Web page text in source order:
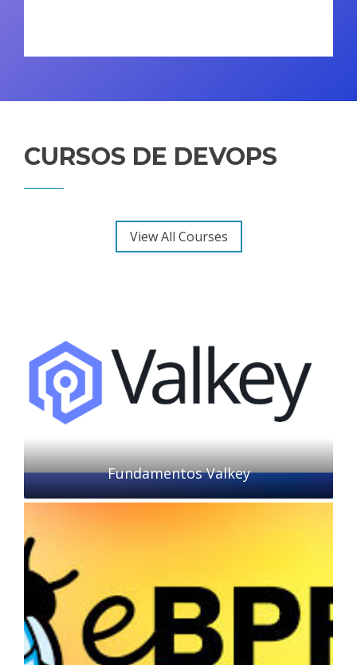
CURSOS DE DEVOPS
View All Courses
Fundamentos Valkey